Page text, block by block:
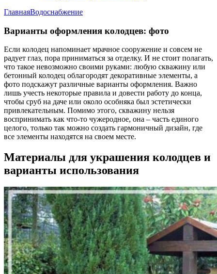
ГлавнаяВодоснабжение
Варианты оформления колодцев: фото
Если колодец напоминает мрачное сооружение и совсем не
радует глаз, пора приниматься за отделку. И не стоит полагать,
что такое невозможно своими руками: любую скважину или
бетонный колодец облагородят декоративные элементы, а
фото подскажут различные варианты оформления. Важно
лишь учесть некоторые правила и довести работу до конца,
чтобы сруб на даче или около особняка был эстетически
привлекательным. Помимо этого, скважину нельзя
воспринимать как что-то чужеродное, она – часть единого
целого, только так можно создать гармоничный дизайн, где
все элементы находятся на своем месте.
Материалы для украшения колодцев и
варианты использования